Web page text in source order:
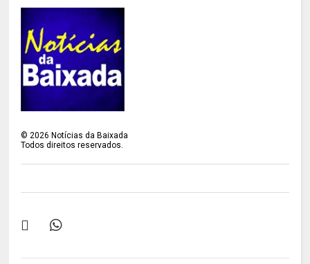
©2026 Notícias da Baixada
Todos direitos reservados.